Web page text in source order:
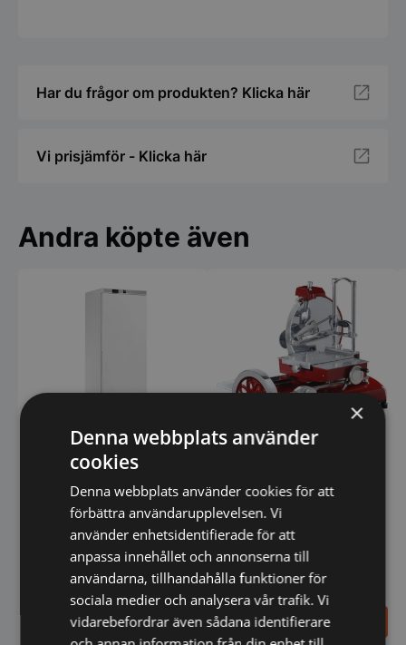
Har du frågor om produkten? Klicka här
Vi prisjämför - Klicka här
Andra köpte även
Kylskåp 360L Amitek
7.898,00
SEK
11.500,00 SEK
Amitek
58.395,00SEK
×
Denna webbplats använder
cookies
Denna webbplats använder cookies för att
förbättra användarupplevelsen. Vi
använder enhetsidentifierade för att
anpassa innehållet och annonserna till
användarna, tillhandahålla funktioner för
sociala medier och analysera vår trafik. Vi
vidarebefordrar även sådana identifierare